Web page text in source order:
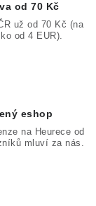
od 70 Kč
už od 70 Kč (na
od 4 EUR).
eshop
na Heurece od
mluví za nás.